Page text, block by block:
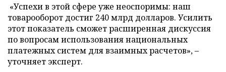
«Успехи в этой сфере уже неоспоримы: наш
товарооборот достиг 240 млрд долларов. Усилить
этот показатель сможет расширенная дискуссия
по вопросам использования национальных
платежных систем для взаимных расчетов», –
уточняет эксперт.